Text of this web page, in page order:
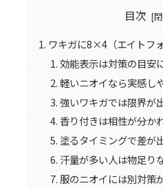
目次
ワキガに8×4（エイトフ
効能表示は対策の目安
軽いニオイなら実感し
強いワキガでは限界が
香り付きは相性が分か
塗るタイミングで差が
汗量が多い人は物足り
服のニオイには別対策